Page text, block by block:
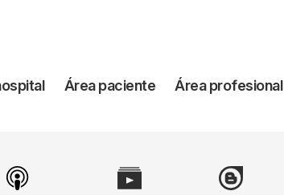
Área paciente Área profesional
Image Image Image